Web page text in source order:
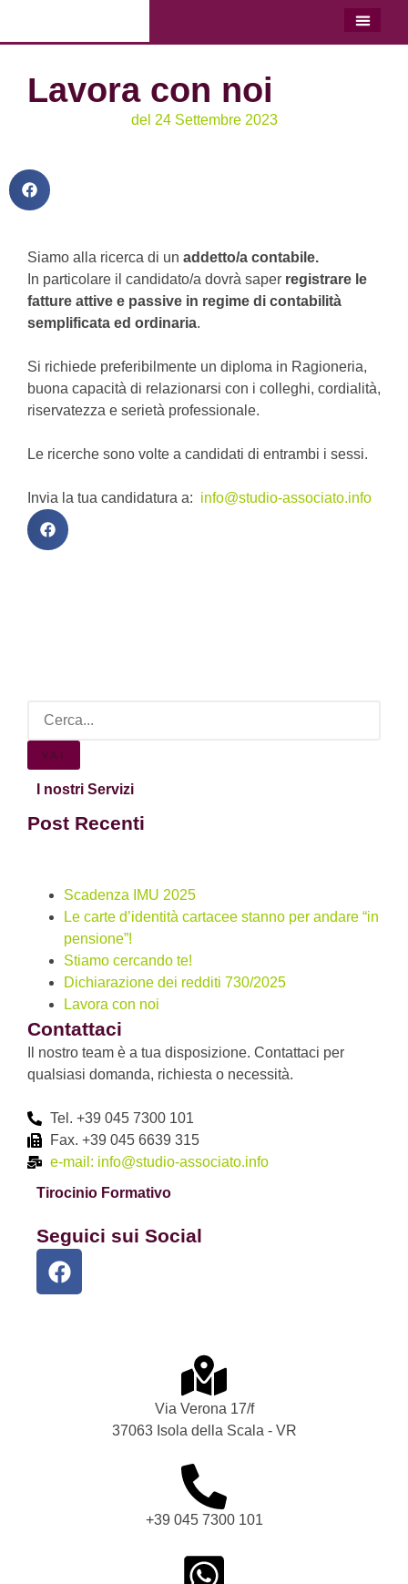
Lavora con noi
del 24 Settembre 2023
VAI
I nostri Servizi
Post Recenti
Scadenza IMU 2025
Le carte d’identità cartacee stanno per andare “in
pensione”!
Stiamo cercando te!
Dichiarazione dei redditi 730/2025
Lavora con noi
Contattaci
Il nostro team è a tua disposizione. Contattaci per
qualsiasi domanda, richiesta o necessità.
Tel. +39 045 7300 101
Fax. +39 045 6639 315
e-mail: info@studio-associato.info
Tirocinio Formativo
Seguici sui Social
Siamo alla ricerca di un addetto/a contabile.
In particolare il candidato/a dovrà saper registrare le
fatture attive e passive in regime di contabilità
semplificata ed ordinaria.
Si richiede preferibilmente un diploma in Ragioneria,
buona capacità di relazionarsi con i colleghi, cordialità,
riservatezza e serietà professionale.
Le ricerche sono volte a candidati di entrambi i sessi.
Invia la tua candidatura a: info@studio-associato.info
Via Verona 17/f
37063 Isola della Scala - VR
+39 045 7300 101